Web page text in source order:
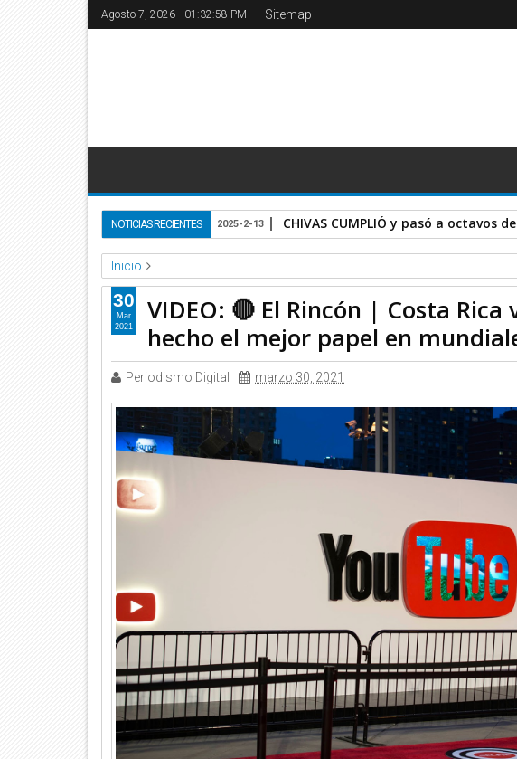
Agosto 7, 2026 01:32:58 PM Sitemap
NOTICIAS RECIENTES CHIVAS CUMPLIÓ y pasó a octavos
2025-2-13
Inicio
Televisa Deportes
Video
VIDEO: 🔴 El Rincón | Costa Rica vs México: ¿Quién ha hecho el mejor
VIDEO: 🔴 El Rincón | Costa Rica
hecho el mejor papel en
Periodismo Digital marzo 30, 2021
30
Mar
2021